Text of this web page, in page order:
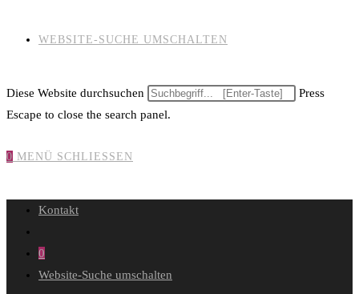
WEBSITE-SUCHE UMSCHALTEN
Diese Website durchsuchen
Press
Escape to close the search panel.
0 MENÜ SCHLIESSEN
Kontakt
0
Website-Suche umschalten